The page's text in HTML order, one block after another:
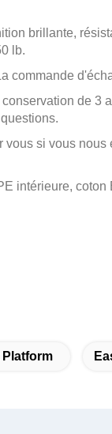
brillante,
lb.
commande
de 3
si vous
intérieure, coton